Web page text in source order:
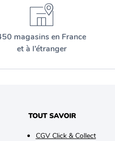
magasins en France
et à l’étranger
TOUT SAVOIR
CGV Click & Collect